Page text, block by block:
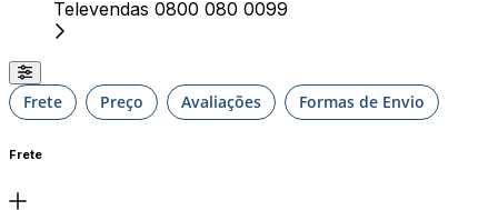
Televendas 0800 080 0099
Frete Preço Avaliações Formas de Envio
Frete